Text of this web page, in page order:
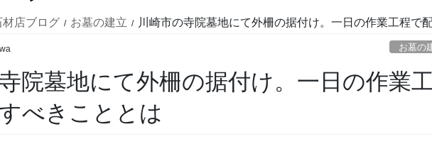
材店ブログ お墓の建立 川崎市の寺院墓地にて外柵の据付け。一日の作業工程で
お墓の
院墓地にて外柵の据付け。一日の作業
べきこととは